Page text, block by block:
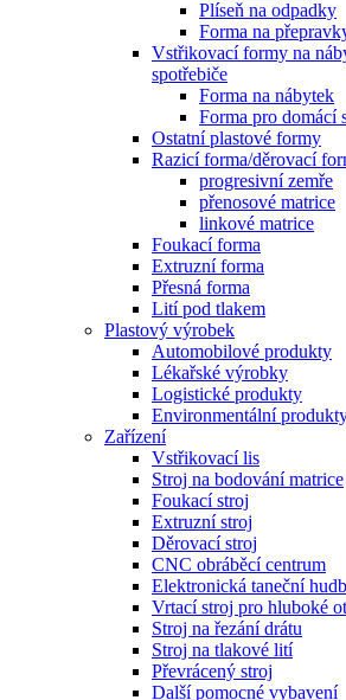
Plíseň na odpadky
Forma na
Vstřikovací formy na
spotřebiče
Forma na nábytek
Forma pro domácí
Ostatní plastové formy
Razicí forma/děrovací
progresivní zemře
přenosové matrice
linkové matrice
Foukací forma
Extruzní forma
Přesná forma
Lití pod tlakem
Plastový výrobek
Automobilové produkty
Lékařské výrobky
Logistické produkty
Environmentální
Zařízení
Vstřikovací lis
Stroj na bodování matrice
Foukací stroj
Extruzní stroj
Děrovací stroj
CNC obráběcí centrum
Elektronická taneční
Vrtací stroj pro hluboké
Stroj na řezání drátu
Stroj na tlakové lití
Převrácený stroj
Další pomocné vybavení